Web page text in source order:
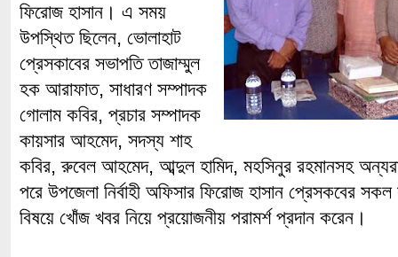
ফিরোজ হাসান। এ সময়
উপস্থিত ছিলেন, ভোলাহাট
প্রেসকাবের সভাপতি তাজাম্মুল
হক আরাফাত, সাধারণ সম্পাদক
গোলাম কবির, প্রচার সম্পাদক
কায়সার আহমেদ, সদস্য শাহ
কবির, রুবেল আহমেদ, আব্দুল হামিদ, মহসিনুর রহমানসহ
পরে উপজেলা নির্বাহী অফিসার ফিরোজ হাসান প্রেসকবের
বিষয়ে খোঁজ খবর নিয়ে প্রয়োজনীয় পরামর্শ প্রদান করেন।